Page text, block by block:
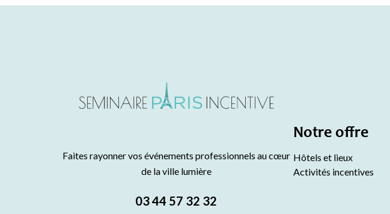
Faites rayonner vos événements professionnels au cœur
de la ville lumière
03 44 57 32 32
Notre offre
Hôtels et lieux
Activités incentives